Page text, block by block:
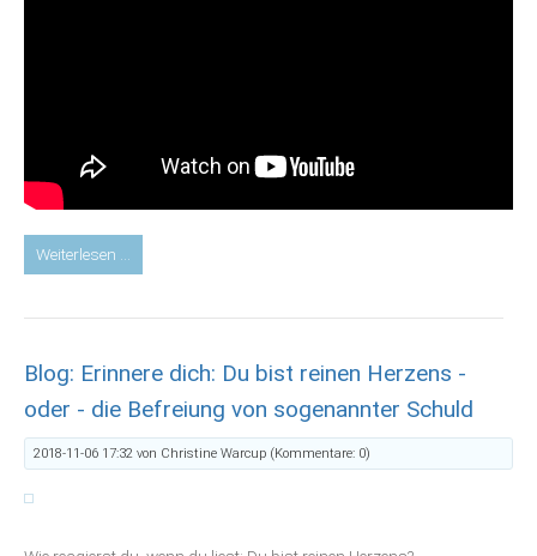
Weiterlesen …
Video:
Blog: Erinnere dich: Du bist reinen Herzens -
oder - die Befreiung von sogenannter Schuld
2018-11-06 17:32 von Christine Warcup (Kommentare: 0)